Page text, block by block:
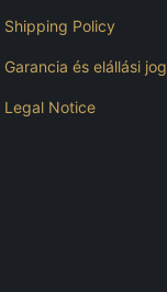
Shipping Policy
Garancia és elállási jog
Legal Notice